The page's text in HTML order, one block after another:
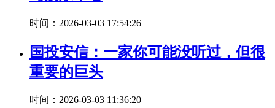
时间：2026-03-03 17:54:26
国投安信：一家你可能没听过，但很
重要的巨头
时间：2026-03-03 11:36:20